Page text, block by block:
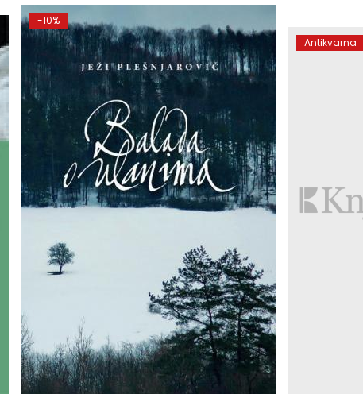
-10%
Antikvarna